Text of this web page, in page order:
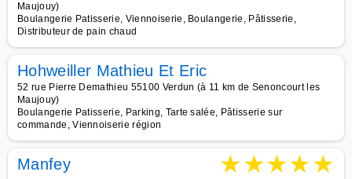
Maujouy)
Boulangerie Patisserie, Viennoiserie, Boulangerie, Pâtisserie,
Distributeur de pain chaud
Hohweiller Mathieu Et Eric
52 rue Pierre Demathieu 55100 Verdun (à 11 km de Senoncourt les
Maujouy)
Boulangerie Patisserie, Parking, Tarte salée, Pâtisserie sur
commande, Viennoiserie région
Manfey ★★★★★